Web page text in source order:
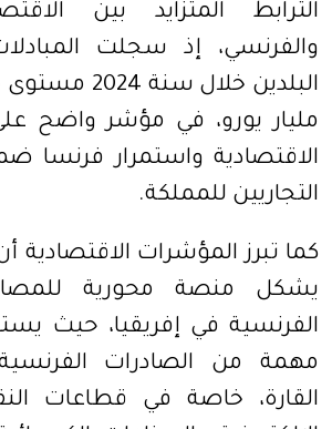
الترابط المتزايد بين
والفرنسي، إذ سجلت
مليار يورو، في مؤشر واضح
الاقتصادية واستمرار فرنسا
التجاريين للمملكة.
كما تبرز المؤشرات الاقتصادية
يشكل منصة محورية
الفرنسية في إفريقيا، حيث
مهمة من الصادرات
القارة، خاصة في قطاعات